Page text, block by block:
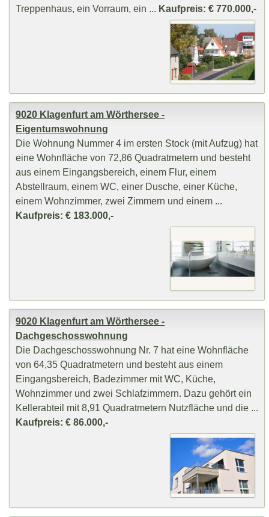
Treppenhaus, ein Vorraum, ein ... Kaufpreis: € 770.000,-
9020 Klagenfurt am Wörthersee -
Eigentumswohnung
Die Wohnung Nummer 4 im ersten Stock (mit Aufzug) hat
eine Wohnfläche von 72,86 Quadratmetern und besteht
aus einem Eingangsbereich, einem Flur, einem
Abstellraum, einem WC, einer Dusche, einer Küche,
einem Wohnzimmer, zwei Zimmern und einem ...
Kaufpreis: € 183.000,-
9020 Klagenfurt am Wörthersee -
Dachgeschosswohnung
Die Dachgeschosswohnung Nr. 7 hat eine Wohnfläche
von 64,35 Quadratmetern und besteht aus einem
Eingangsbereich, Badezimmer mit WC, Küche,
Wohnzimmer und zwei Schlafzimmern. Dazu gehört ein
Kellerabteil mit 8,91 Quadratmetern Nutzfläche und die ...
Kaufpreis: € 86.000,-